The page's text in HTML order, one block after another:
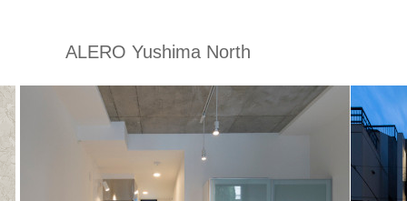
ALERO Yushima North